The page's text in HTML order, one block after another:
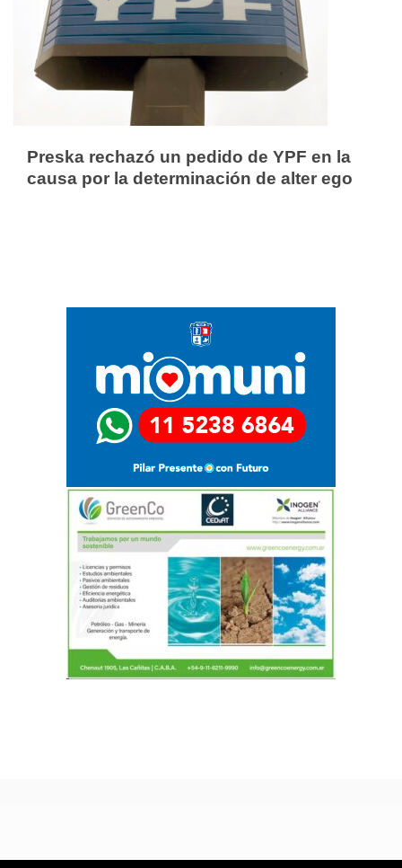
Preska rechazó un pedido de YPF en la
causa por la determinación de alter ego